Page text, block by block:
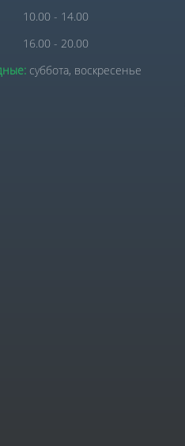
10.00 - 14.00
16.00 - 20.00
суббота, воскресенье